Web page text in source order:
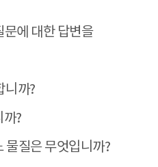
문에 대한 답변을
니까?
까?
물질은 무엇입니까?